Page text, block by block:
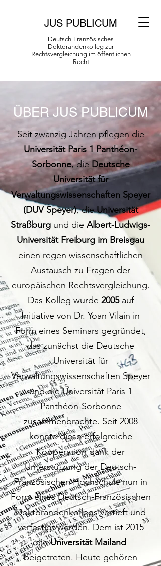
JUS PUBLICUM
Deutsch-Französisches
Doktorandenkolleg zur
Rechtsvergleichung im öffentlichen
Recht
ÜBER JUS PUBLICUM
Seit zwanzig Jahren pflegen die
Universität Paris 1 Panthéon-
Sorbonne, dieDeutsche
Universität für
Verwaltungswissenschaften Speyer
(DUV Speyer), dieUniversität
Straßburg und die Albert-Ludwigs-
Universität Freiburg im Breisgau
einen regen wissenschaftlichen
Austausch zu Fragen der
europäischen Rechtsvergleichung.
Das Kolleg wurde 2005auf
Initiative von Dr. Yoan Vilain in
Form eines Seminars gegründet,
das zunächst die Deutsche
Universität für
Verwaltungswissenschaften Speyer
und die Universität Paris 1
Panthéon-Sorbonne
zusammenbrachte. Seit 2008
konnte diese erfolgreiche
Kooperation dank der
Unterstützung der Deutsch-
Französischen Hochschule nun in
Form eines Deutsch-Französischen
Doktorandenkollegs vertieft und
verfestigt werden. Dem ist 2015
dieUniversität Mailand
beigetreten. Heute gehören